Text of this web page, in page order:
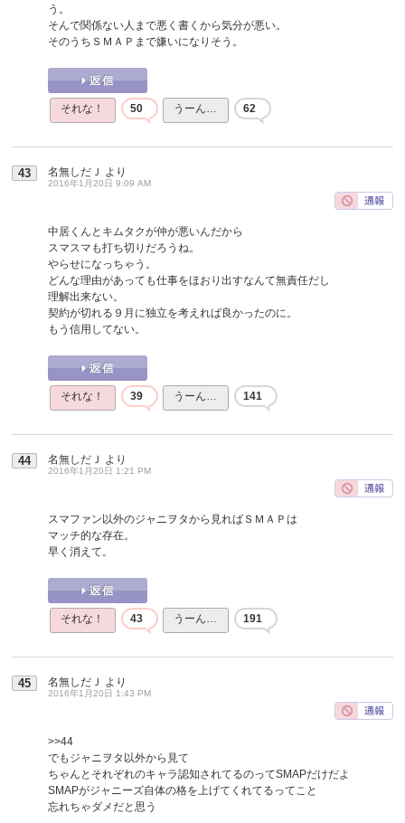
う。
そんで関係ない人まで悪く書くから気分が悪い。
そのうちＳＭＡＰまで嫌いになりそう。
それな！ 50 うーん… 62
43 名無しだＪ より
2016年1月20日 9:09 AM
中居くんとキムタクが仲が悪いんだから
スマスマも打ち切りだろうね。
やらせになっちゃう。
どんな理由があっても仕事をほおり出すなんて無責任だし
理解出来ない。
契約が切れる９月に独立を考えれば良かったのに。
もう信用してない。
それな！ 39 うーん… 141
44 名無しだＪ より
2016年1月20日 1:21 PM
スマファン以外のジャニヲタから見ればＳＭＡＰは
マッチ的な存在。
早く消えて。
それな！ 43 うーん… 191
45 名無しだＪ より
2016年1月20日 1:43 PM
>>44
でもジャニヲタ以外から見て
ちゃんとそれぞれのキャラ認知されてるのってSMAPだけだよ
SMAPがジャニーズ自体の格を上げてくれてるってこと
忘れちゃダメだと思う